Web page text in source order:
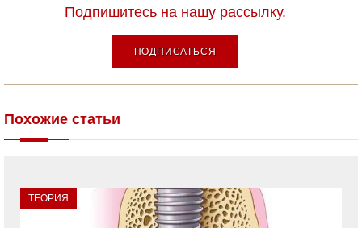
Подпишитесь на нашу рассылку.
ПОДПИСАТЬСЯ
Похожие статьи
ТЕОРИЯ